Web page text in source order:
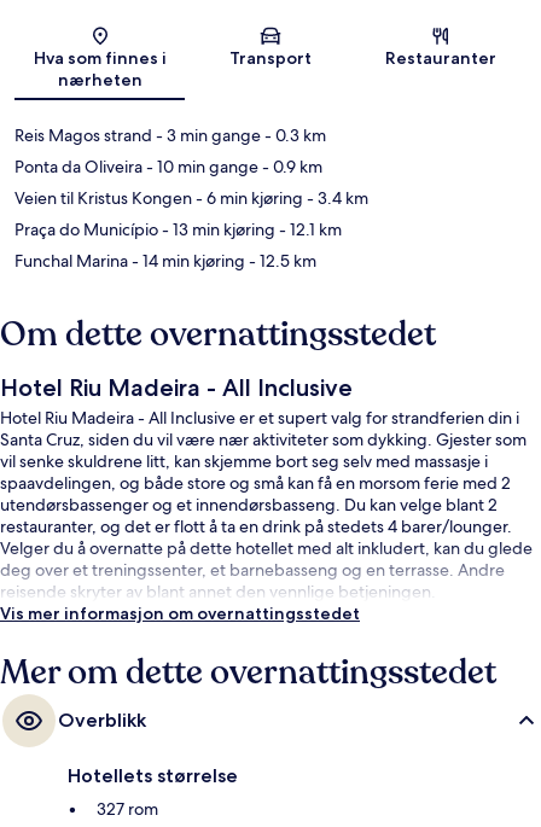
Kart
Hva som finnes i
nærheten
Transport Restauranter
Reis Magos strand - 3 min gange- 0.3 km
Ponta da Oliveira- 10 min gange- 0.9 km
Veien til Kristus Kongen- 6 min kjøring - 3.4 km
Praça do Município- 13 min kjøring - 12.1 km
Funchal Marina- 14 min kjøring - 12.5 km
Om dette overnattingsstedet
Hotel Riu Madeira - All Inclusive
Hotel Riu Madeira - All Inclusive er et supert valg for strandferien din i
Santa Cruz, siden du vil være nær aktiviteter som dykking. Gjester som
vil senke skuldrene litt, kan skjemme bort seg selv med massasje i
spaavdelingen, og både store og små kan få en morsom ferie med 2
utendørsbassenger og et innendørsbasseng. Du kan velge blant 2
restauranter, og det er flott å ta en drink på stedets 4 barer/lounger.
Velger du å overnatte på dette hotellet med alt inkludert, kan du glede
deg over et treningssenter, et barnebasseng og en terrasse. Andre
reisende skryter av blant annet den vennlige betjeningen.
Vis mer informasjon om overnattingsstedet
Mer om dette overnattingsstedet
Overblikk
Hotellets størrelse
327 rom